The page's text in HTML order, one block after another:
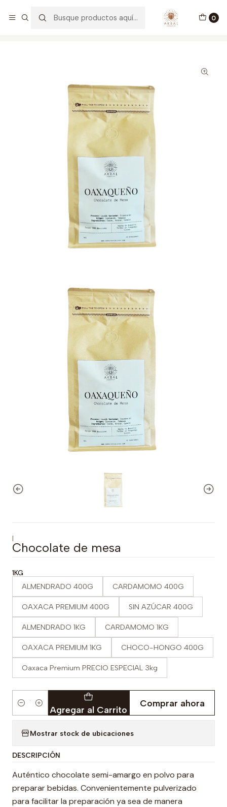
0
|
Chocolate de mesa
1KG
ALMENDRADO 400G CARDAMOMO 400G
OAXACA PREMIUM 400G SIN AZÚCAR 400G
ALMENDRADO 1KG CARDAMOMO 1KG
OAXACA PREMIUM 1KG CHOCO-HONGO 400G
Oaxaca Premium PRECIO ESPECIAL 3kg
Cantidad Agregar al Carrito
Comprar ahora
Mostrar stock de ubicaciones
DESCRIPCIÓN
Auténtico chocolate semi-amargo en polvo para
preparar bebidas. Convenientemente pulverizado
para facilitar la preparación ya sea de manera